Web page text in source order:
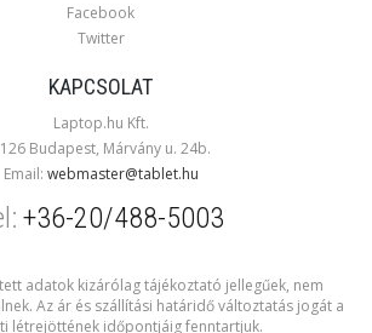
Facebook
Twitter
KAPCSOLAT
Laptop.hu Kft.
Budapest, Márvány u. 24b.
Email: webmaster@tablet.hu
+36-20/488-5003
adatok kizárólag tájékoztató jellegűek, nem
Az ár és szállítási határidő változtatás jogát a
létrejöttének időpontjáig fenntartjuk.